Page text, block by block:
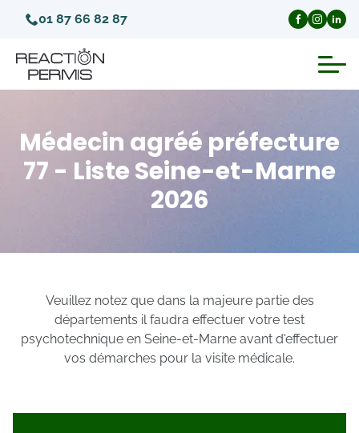
01 87 66 82 87
Invalidation du permis de conduire
Annulation du permis de conduire
Visite médicale test psychotechnique
Médecin agréé préfecture
77 - Liste Seine-et-Marne
2026
Veuillez notez que dans la majeure partie des
départements il faudra effectuer votre test
psychotechnique en Seine-et-Marne avant d'effectuer
vos démarches pour la visite médicale.